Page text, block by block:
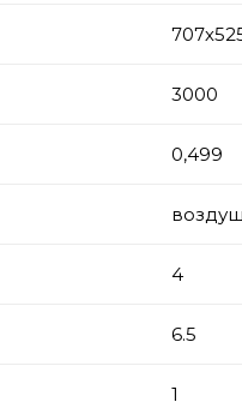
3000
0,499
4
6.5
1